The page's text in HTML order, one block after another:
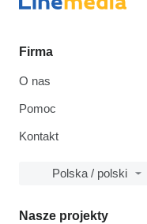
Firma
O nas
Pomoc
Kontakt
Polska / polski
Nasze projekty